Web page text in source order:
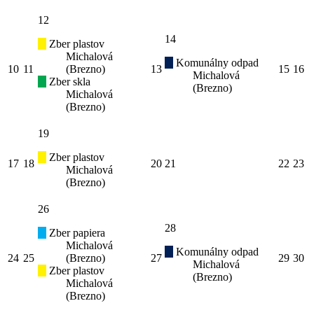
10 11
12
Zber plastov
Michalová
(Brezno)
Zber skla
Michalová
(Brezno)
13
14
Komunálny odpad
Michalová
(Brezno)
15 16
17 18
19
Zber plastov
Michalová
(Brezno)
20 21 22 23
24 25
26
Zber papiera
Michalová
(Brezno)
Zber plastov
Michalová
(Brezno)
27
28
Komunálny odpad
Michalová
(Brezno)
29 30